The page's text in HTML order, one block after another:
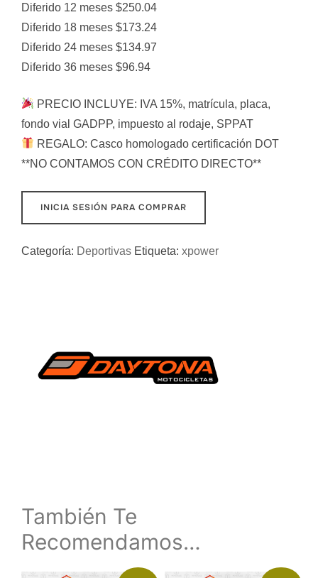
Diferido 12 meses $250.04
Diferido 18 meses $173.24
Diferido 24 meses $134.97
Diferido 36 meses $96.94
PRECIO INCLUYE: IVA 15%, matrícula, placa,
fondo vial GADPP, impuesto al rodaje, SPPAT
REGALO: Casco homologado certificación DOT
**NO CONTAMOS CON CRÉDITO DIRECTO**
INICIA SESIÓN PARA COMPRAR
Categoría: Deportivas Etiqueta: xpower
También Te
Recomendamos…